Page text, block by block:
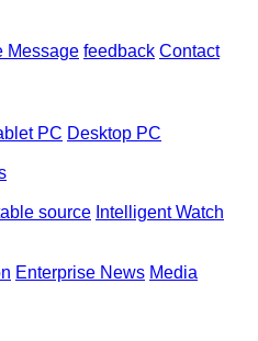
Message feedback Contact
PC Desktop PC
source Intelligent Watch
Enterprise News Media